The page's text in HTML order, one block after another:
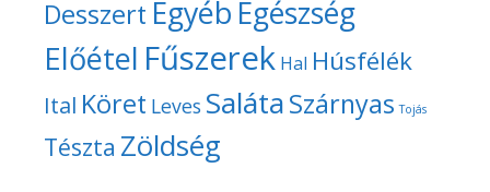
Desszert Egyéb Egészség
Előétel Fűszerek Hal Húsfélék
Ital Köret Leves SalátaSzárnyas Tojás
Tészta Zöldség